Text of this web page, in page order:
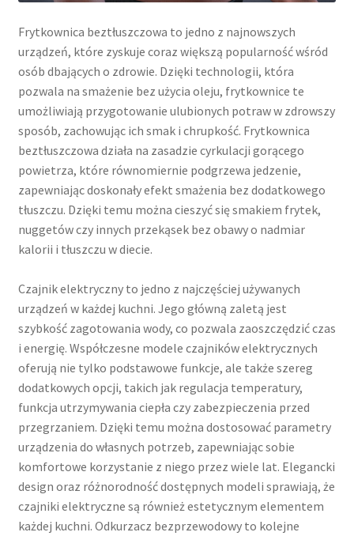
Frytkownica beztłuszczowa to jedno z najnowszych
urządzeń, które zyskuje coraz większą popularność wśród
osób dbających o zdrowie. Dzięki technologii, która
pozwala na smażenie bez użycia oleju, frytkownice te
umożliwiają przygotowanie ulubionych potraw w zdrowszy
sposób, zachowując ich smak i chrupkość. Frytkownica
beztłuszczowa działa na zasadzie cyrkulacji gorącego
powietrza, które równomiernie podgrzewa jedzenie,
zapewniając doskonały efekt smażenia bez dodatkowego
tłuszczu. Dzięki temu można cieszyć się smakiem frytek,
nuggetów czy innych przekąsek bez obawy o nadmiar
kalorii i tłuszczu w diecie.
Czajnik elektryczny to jedno z najczęściej używanych
urządzeń w każdej kuchni. Jego główną zaletą jest
szybkość zagotowania wody, co pozwala zaoszczędzić czas
i energię. Współczesne modele czajników elektrycznych
oferują nie tylko podstawowe funkcje, ale także szereg
dodatkowych opcji, takich jak regulacja temperatury,
funkcja utrzymywania ciepła czy zabezpieczenia przed
przegrzaniem. Dzięki temu można dostosować parametry
urządzenia do własnych potrzeb, zapewniając sobie
komfortowe korzystanie z niego przez wiele lat. Elegancki
design oraz różnorodność dostępnych modeli sprawiają, że
czajniki elektryczne są również estetycznym elementem
każdej kuchni. Odkurzacz bezprzewodowy to kolejne